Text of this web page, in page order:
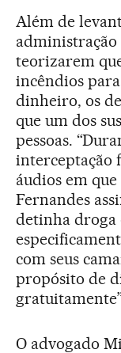
Além de
administração
teorizarem
incêndios
dinheiro, os
que um dos
pessoas.
interceptação
áudios em
Fernandes
detinha droga
com seus
propósito de
O advogado